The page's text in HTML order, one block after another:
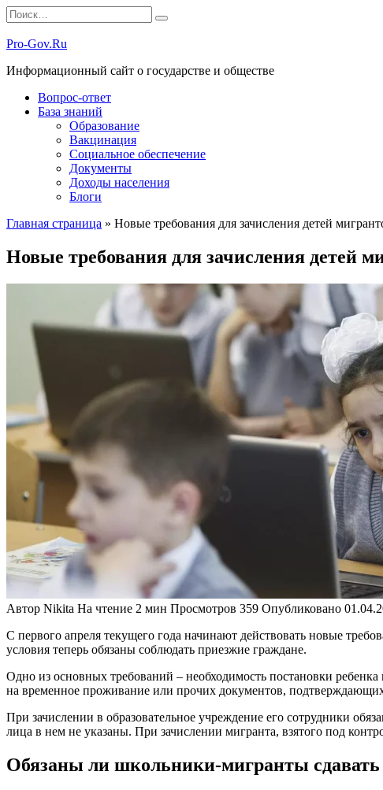
Перейти
к
содержанию
Search
for:
Pro-Gov.Ru
Информационный сайт о государстве и обществе
Вопрос-ответ
База знаний
Образование
Вакцинация
Социальное обеспечение
Документы
Доходы населения
Блоги
Главная страница » Новые требования для зачисления детей
Новые требования для зачисления детей
Автор Nikita На чтение 2 мин Просмотров 359 Опубликовано
С первого апреля текущего года начинают действовать новые
условия теперь обязаны соблюдать приезжие граждане.
Одно из основных требований – необходимость постановки
на временное проживание или прочих документов,
При зачислении в образовательное учреждение его сотрудники
лица в нем не указаны. При зачислении мигранта, взятого под
Обязаны ли школьники-мигранты сдавать